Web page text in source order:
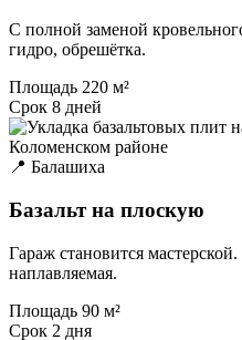
С полной заменой
гидро, обрешётка.
Площадь 220 м²
Срок 8 дней
📍 Балашиха
Базальт на плоскую
Гараж становится
наплавляемая.
Площадь 90 м²
Срок 2 дня